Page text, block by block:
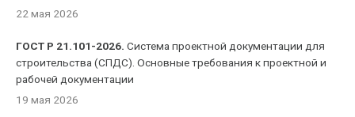
22 мая 2026
ГОСТ Р 21.101-2026. Система проектной документации для
строительства (СПДС). Основные требования к проектной и
рабочей документации
19 мая 2026